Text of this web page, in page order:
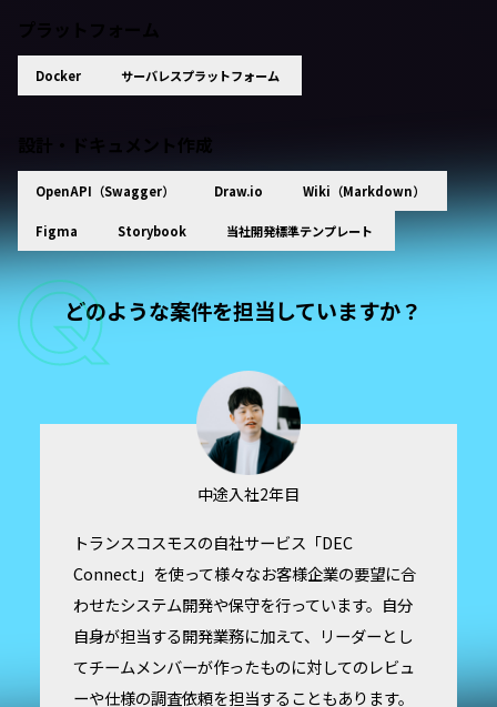
Docker サーバレスプラットフォーム
設計・ドキュメント作成
OpenAPI（Swagger） Draw.io Wiki（Markdown）
Figma Storybook 当社開発標準テンプレート
どのような案件を担当していますか？
中途入社2年目
トランスコスモスの自社サービス「DEC
Connect」を使って様々なお客様企業の要望に合
わせたシステム開発や保守を行っています。自分
自身が担当する開発業務に加えて、リーダーとし
てチームメンバーが作ったものに対してのレビュ
ーや仕様の調査依頼を担当することもあります。